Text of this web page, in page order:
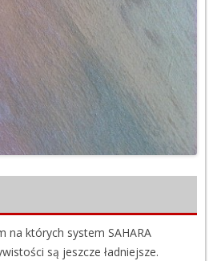
na których system SAHARA
są jeszcze ładniejsze.